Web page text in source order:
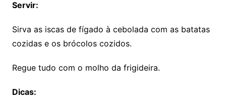
Servir:
Sirva as iscas de fígado à cebolada com as batatas
cozidas e os brócolos cozidos.
Regue tudo com o molho da frigideira.
Dicas: